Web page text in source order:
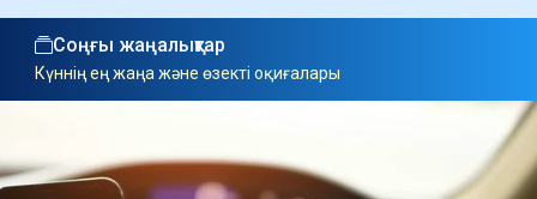
Соңғы жаңалықтар
Күннің ең жаңа және өзекті оқиғалары